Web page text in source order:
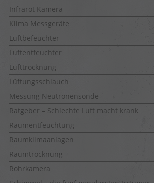
Infrarot Kamera
Klima Messgeräte
Luftbefeuchter
Luftentfeuchter
Lufttrocknung
Lüftungsschlauch
Messung Neutronensonde
Ratgeber – Schlechte Luft macht krank
Raumentfeuchtung
Raumklimaanlagen
Raumtrocknung
Rohrkamera